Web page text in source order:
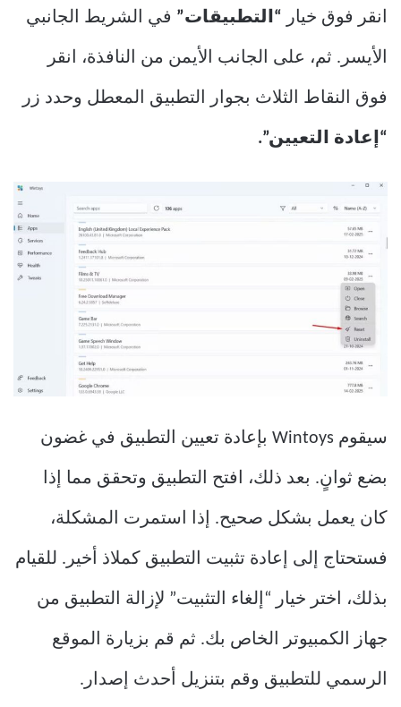
انقر فوق خيار “التطبيقات” في الشريط الجانبي
الأيسر. ثم، على الجانب الأيمن من النافذة، انقر
فوق النقاط الثلاث بجوار التطبيق المعطل وحدد زر
“إعادة التعيين”.
سيقوم Wintoys بإعادة تعيين التطبيق في غضون
بضع ثوانٍ. بعد ذلك، افتح التطبيق وتحقق مما إذا
كان يعمل بشكل صحيح. إذا استمرت المشكلة،
فستحتاج إلى إعادة تثبيت التطبيق كملاذ أخير. للقيام
بذلك، اختر خيار “إلغاء التثبيت” لإزالة التطبيق من
جهاز الكمبيوتر الخاص بك. ثم قم بزيارة الموقع
الرسمي للتطبيق وقم بتنزيل أحدث إصدار.